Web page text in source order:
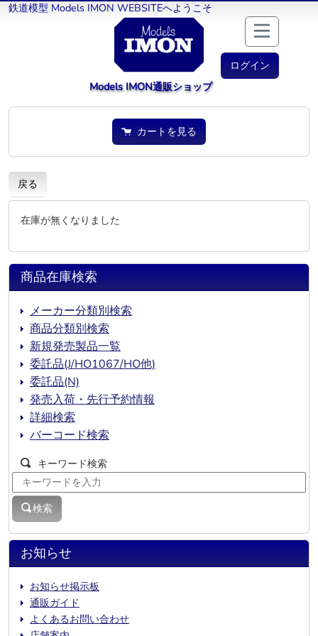
鉄道模型 Models IMON WEBSITEへようこそ
ログイン
Models IMON通販ショップ
カートを見る
戻る
在庫が無くなりました
お知らせ
お知らせ掲示板
通販ガイド
よくあるお問い合わせ
商品在庫検索
メーカー分類別検索
商品分類別検索
新規発売製品一覧
委託品(J/HO1067/HO他)
委託品(N)
発売入荷・先行予約情報
詳細検索
バーコード検索
キーワード検索
検索